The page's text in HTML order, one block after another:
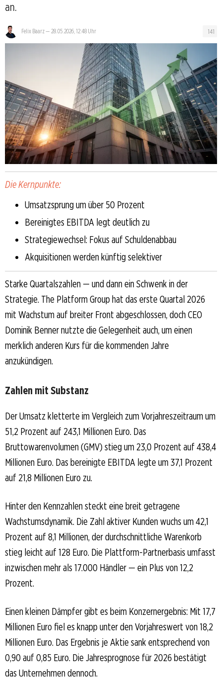
an.
Felix Baarz— 28.05.2026, 12:48 Uhr 141
Die Kernpunkte:
Umsatzsprung um über 50 Prozent
Bereinigtes EBITDA legt deutlich zu
Strategiewechsel: Fokus auf Schuldenabbau
Akquisitionen werden künftig selektiver
Starke Quartalszahlen — und dann ein Schwenk in der
Strategie. The Platform Group hat das erste Quartal 2026
mit Wachstum auf breiter Front abgeschlossen, doch CEO
Dominik Benner nutzte die Gelegenheit auch, um einen
merklich anderen Kurs für die kommenden Jahre
anzukündigen.
Zahlen mit Substanz
Der Umsatz kletterte im Vergleich zum Vorjahreszeitraum um
51,2 Prozent auf 243,1 Millionen Euro. Das
Bruttowarenvolumen (GMV) stieg um 23,0 Prozent auf 438,4
Millionen Euro. Das bereinigte EBITDA legte um 37,1 Prozent
auf 21,8 Millionen Euro zu.
Hinter den Kennzahlen steckt eine breit getragene
Wachstumsdynamik. Die Zahl aktiver Kunden wuchs um 42,1
Prozent auf 8,1 Millionen, der durchschnittliche Warenkorb
stieg leicht auf 128 Euro. Die Plattform-Partnerbasis umfasst
inzwischen mehr als 17.000 Händler — ein Plus von 12,2
Prozent.
Einen kleinen Dämpfer gibt es beim Konzernergebnis: Mit 17,7
Millionen Euro fiel es knapp unter den Vorjahreswert von 18,2
Millionen Euro. Das Ergebnis je Aktie sank entsprechend von
0,90 auf 0,85 Euro. Die Jahresprognose für 2026 bestätigt
das Unternehmen dennoch.